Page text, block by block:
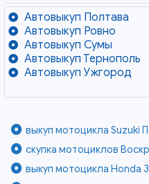
Автовыкуп Полтава
Автовыкуп Ровно
Автовыкуп Сумы
Автовыкуп Тернополь
Автовыкуп Ужгород
выкуп мотоцикла Suzuki
скупка мотоциклов
выкуп мотоцикла Honda